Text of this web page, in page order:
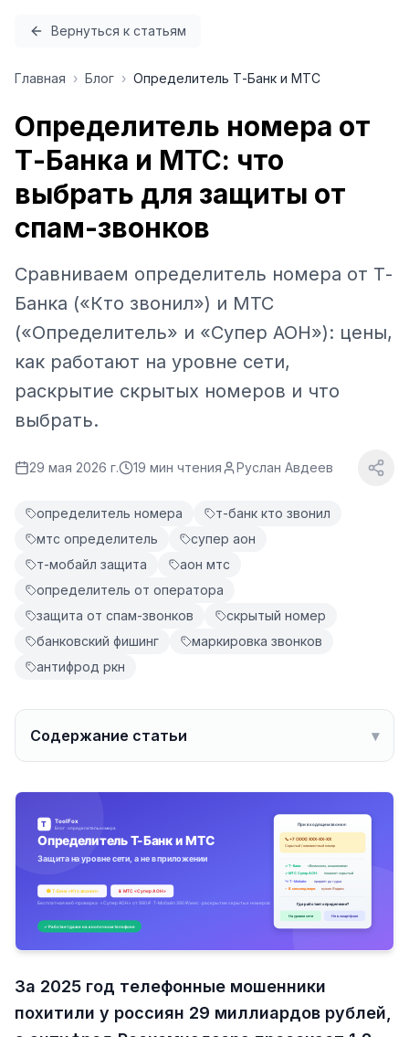
Вернуться к статьям
Главная › Блог › Определитель Т-Банк и МТС
Определитель номера от
Т-Банка и МТС: что
выбрать для защиты от
спам-звонков
Сравниваем определитель номера от Т-
Банка («Кто звонил») и МТС
(«Определитель» и «Супер АОН»): цены,
как работают на уровне сети,
раскрытие скрытых номеров и что
выбрать.
29 мая 2026 г. 19 мин чтения Руслан Авдеев
определитель номера
т-банк кто звонил
мтс определитель
супер аон
т-мобайл защита
аон мтс
определитель от оператора
защита от спам-звонков
скрытый номер
банковский фишинг
маркировка звонков
антифрод ркн
Содержание статьи ▾
За 2025 год телефонные мошенники
похитили у россиян 29 миллиардов рублей,